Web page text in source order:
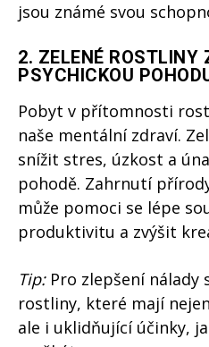
jsou známé svou
2. ZELENÉ ROSTLINY
PSYCHICKOU
Pobyt v přítomnosti
naše mentální zdraví.
snížit stres, úzkost a
pohodě. Zahrnutí
může pomoci se lépe
produktivitu a zvýšit
Tip:Pro zlepšení nálady
rostliny, které mají
ale i uklidňující účinky,